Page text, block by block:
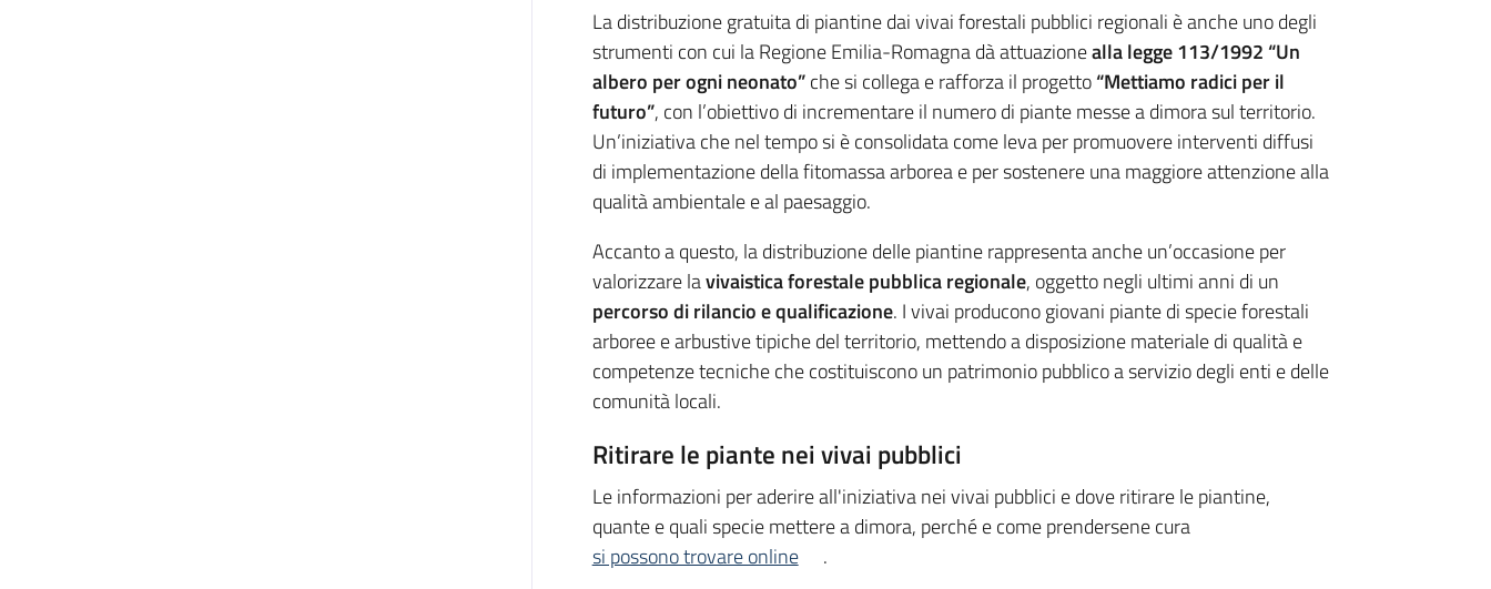
La distribuzione gratuita di piantine dai vivai forestali pubblici regionali è anche uno degli
strumenti con cui la Regione Emilia-Romagna dà attuazionealla legge 113/1992 “Un
albero per ogni neonato”che si collega e rafforza il progetto“Mettiamo radici per il
futuro”, con l’obiettivo di incrementare il numero di piante messe a dimora sul territorio.
Un’iniziativa che nel tempo si è consolidata come leva per promuovere interventi diffusi
di implementazione della fitomassa arborea e per sostenere una maggiore attenzione alla
qualità ambientale e al paesaggio.
Accanto a questo, la distribuzione delle piantine rappresenta anche un’occasione per
valorizzare lavivaistica forestale pubblica regionale, oggetto negli ultimi anni di un
percorso di rilancio e qualificazione. I vivai producono giovani piante di specie forestali
arboree e arbustive tipiche del territorio, mettendo a disposizione materiale di qualità e
competenze tecniche che costituiscono un patrimonio pubblico a servizio degli enti e delle
comunità locali.
Ritirare le piante nei vivai pubblici
Le informazioni per aderire all'iniziativa nei vivai pubblici e dove ritirare le piantine,
quante e quali specie mettere a dimora, perché e come prendersene cura
si possono trovare online
.